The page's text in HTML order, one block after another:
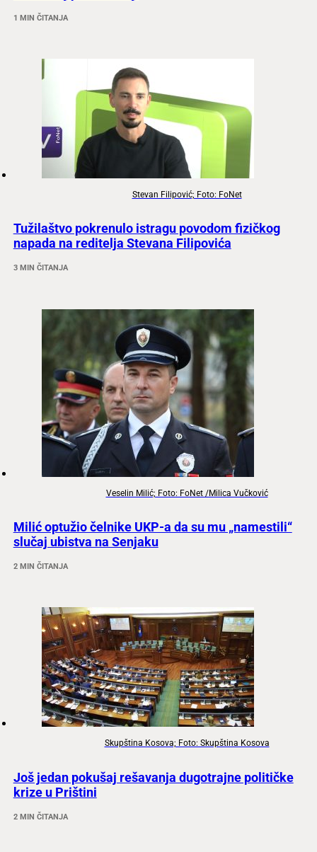
1 MIN ČITANJA
Stevan Filipović; Foto: FoNet
Tužilaštvo pokrenulo istragu povodom fizičkog
napada na reditelja Stevana Filipovića
3 MIN ČITANJA
Veselin Milić; Foto: FoNet /Milica Vučković
Milić optužio čelnike UKP-a da su mu „namestili“
slučaj ubistva na Senjaku
2 MIN ČITANJA
Skupština Kosova; Foto: Skupština Kosova
Još jedan pokušaj rešavanja dugotrajne političke
krize u Prištini
2 MIN ČITANJA